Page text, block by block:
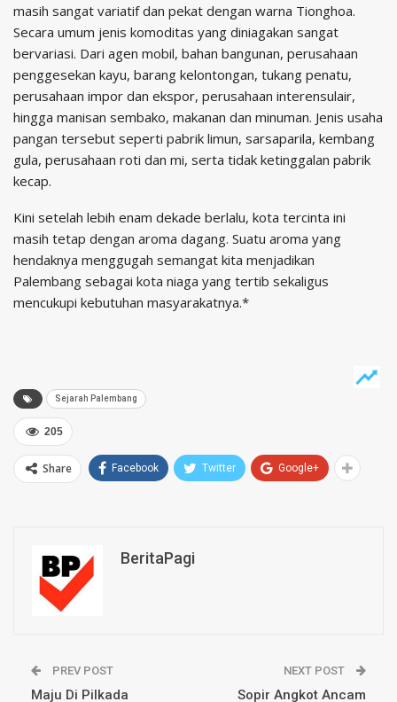
masih sangat variatif dan pekat dengan warna Tionghoa.
Secara umum jenis komoditas yang diniagakan sangat
bervariasi. Dari agen mobil, bahan bangunan, perusahaan
penggesekan kayu, barang kelontongan, tukang penatu,
perusahaan impor dan ekspor, perusahaan interensulair,
hingga manisan sembako, makanan dan minuman. Jenis usaha
pangan tersebut seperti pabrik limun, sarsaparila, kembang
gula, perusahaan roti dan mi, serta tidak ketinggalan pabrik
kecap.
Kini setelah lebih enam dekade berlalu, kota tercinta ini
masih tetap dengan aroma dagang. Suatu aroma yang
hendaknya menggugah semangat kita menjadikan
Palembang sebagai kota niaga yang tertib sekaligus
mencukupi kebutuhan masyarakatnya.*
Sejarah Palembang
205
Share Facebook Twitter Google+
BeritaPagi
PREV POST
Maju Di Pilkada
NEXT POST
Sopir Angkot Ancam